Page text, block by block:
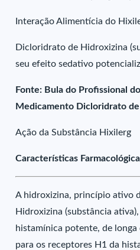
Interação Alimentícia do
Dicloridrato de Hidroxizina
seu efeito sedativo
Fonte: Bula do Profissional do
Medicamento Dicloridrato
Ação da Substância Hixilerg
Características
A hidroxizina, princípio ativo
Hidroxizina (substância
histamínica potente, de
para os receptores H1 da